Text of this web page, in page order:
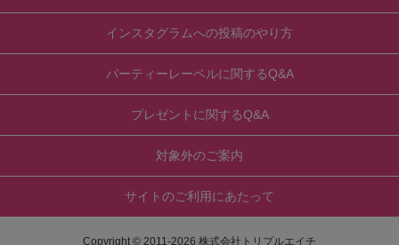
インスタグラムへの投稿のやり方
パーティーレーベルに関するQ&A
プレゼントに関するQ&A
対象外のご案内
サイトのご利用にあたって
Copyright © 2011-2026 株式会社トリプルエイチ